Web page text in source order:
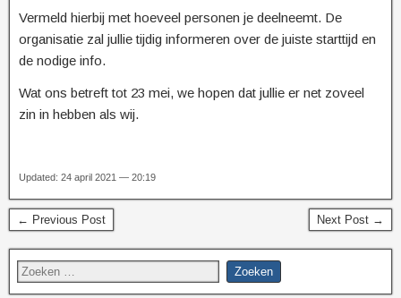
Vermeld hierbij met hoeveel personen je deelneemt. De
organisatie zal jullie tijdig informeren over de juiste starttijd en
de nodige info.
Wat ons betreft tot 23 mei, we hopen dat jullie er net zoveel
zin in hebben als wij.
Updated: 24 april 2021 — 20:19
← Previous Post Next Post →